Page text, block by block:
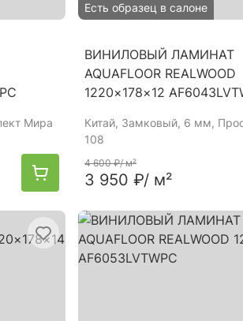
Мира
Есть образец в салоне
ВИНИЛОВЫЙ ЛАМИНАТ
AQUAFLOOR REALWOOD
1220×178×12
Китай, Замковый, 6 мм,
108
4 600 ₽/ м²
3 950 ₽/ м²